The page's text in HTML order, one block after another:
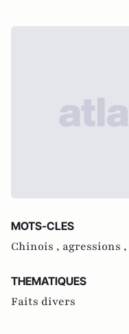
MOTS-CLES
Chinois , agressions ,
THEMATIQUES
Faits divers